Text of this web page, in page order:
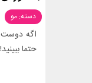
دسته: مو
اگه دوست
حتما ببینید!